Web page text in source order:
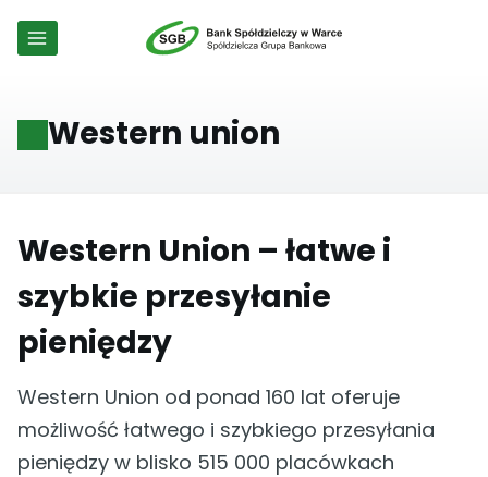
Przejdź
do
Western union
Western Union – łatwe i
szybkie przesyłanie
pieniędzy
Western Union od ponad 160 lat oferuje
możliwość łatwego i szybkiego przesyłania
pieniędzy w blisko 515 000 placówkach